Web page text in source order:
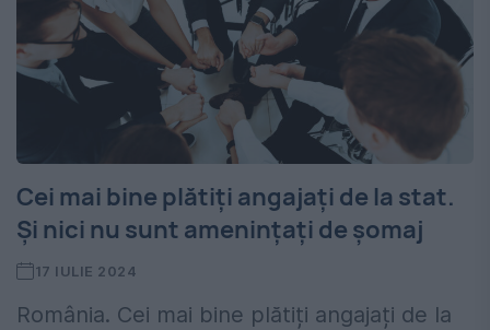
Cei mai bine plătiți angajați de la stat.
Și nici nu sunt amenințați de șomaj
17 IULIE 2024
România. Cei mai bine plătiți angajați de la